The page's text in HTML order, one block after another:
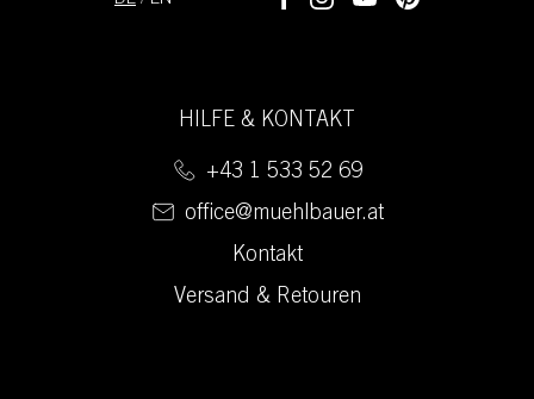
HILFE & KONTAKT
+43 1 533 52 69
office@muehlbauer.at
Kontakt
Versand & Retouren